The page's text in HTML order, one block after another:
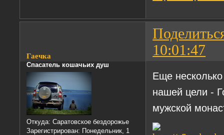
10:01:47
Гаечка
Спасатель кошачьих душ
Откуда: Саратовское бездорожье
Зарегистрирован: Понедельник, 1
Еще
нашей цели -
мужской